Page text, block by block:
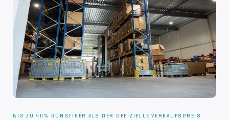
BIS ZU 40% GÜNSTIGER ALS DER OFFIZIELLE VERKAUFSPREIS